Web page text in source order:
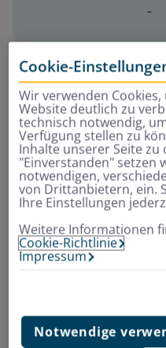
Warum sind
besonders
Von Natur aus umgibt
Säureschutzmantel mit
Dieser natürliche
und Schweiß. Allerdings
Schweißdrüsen ihre
Temperaturen ein.
Feuchtigkeit dann nicht
Besonders anfällig ist
befettet wird: Eben an
Cookie-
Wir verwenden
Website deutlich zu
technisch notwendig,
Verfügung stellen zu
Inhalte unserer Seite
"Einverstanden" setzen
notwendigen,
von Drittanbietern, ein.
Ihre Einstellungen
Weitere Informationen
Cookie-Richtlinie
Impressum
Notwendige